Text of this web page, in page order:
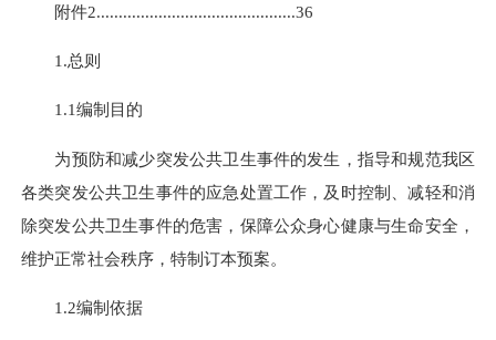
附件2.............................................36
1.总则
1.1编制目的
为预防和减少突发公共卫生事件的发生，指导和规范我区
各类突发公共卫生事件的应急处置工作，及时控制、减轻和消
除突发公共卫生事件的危害，保障公众身心健康与生命安全，
维护正常社会秩序，特制订本预案。
1.2编制依据